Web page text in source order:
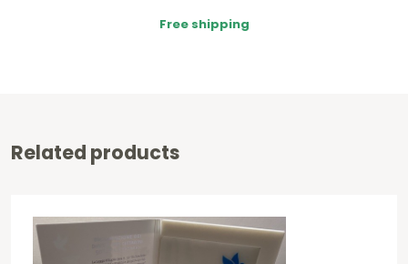
Free shipping
Related products